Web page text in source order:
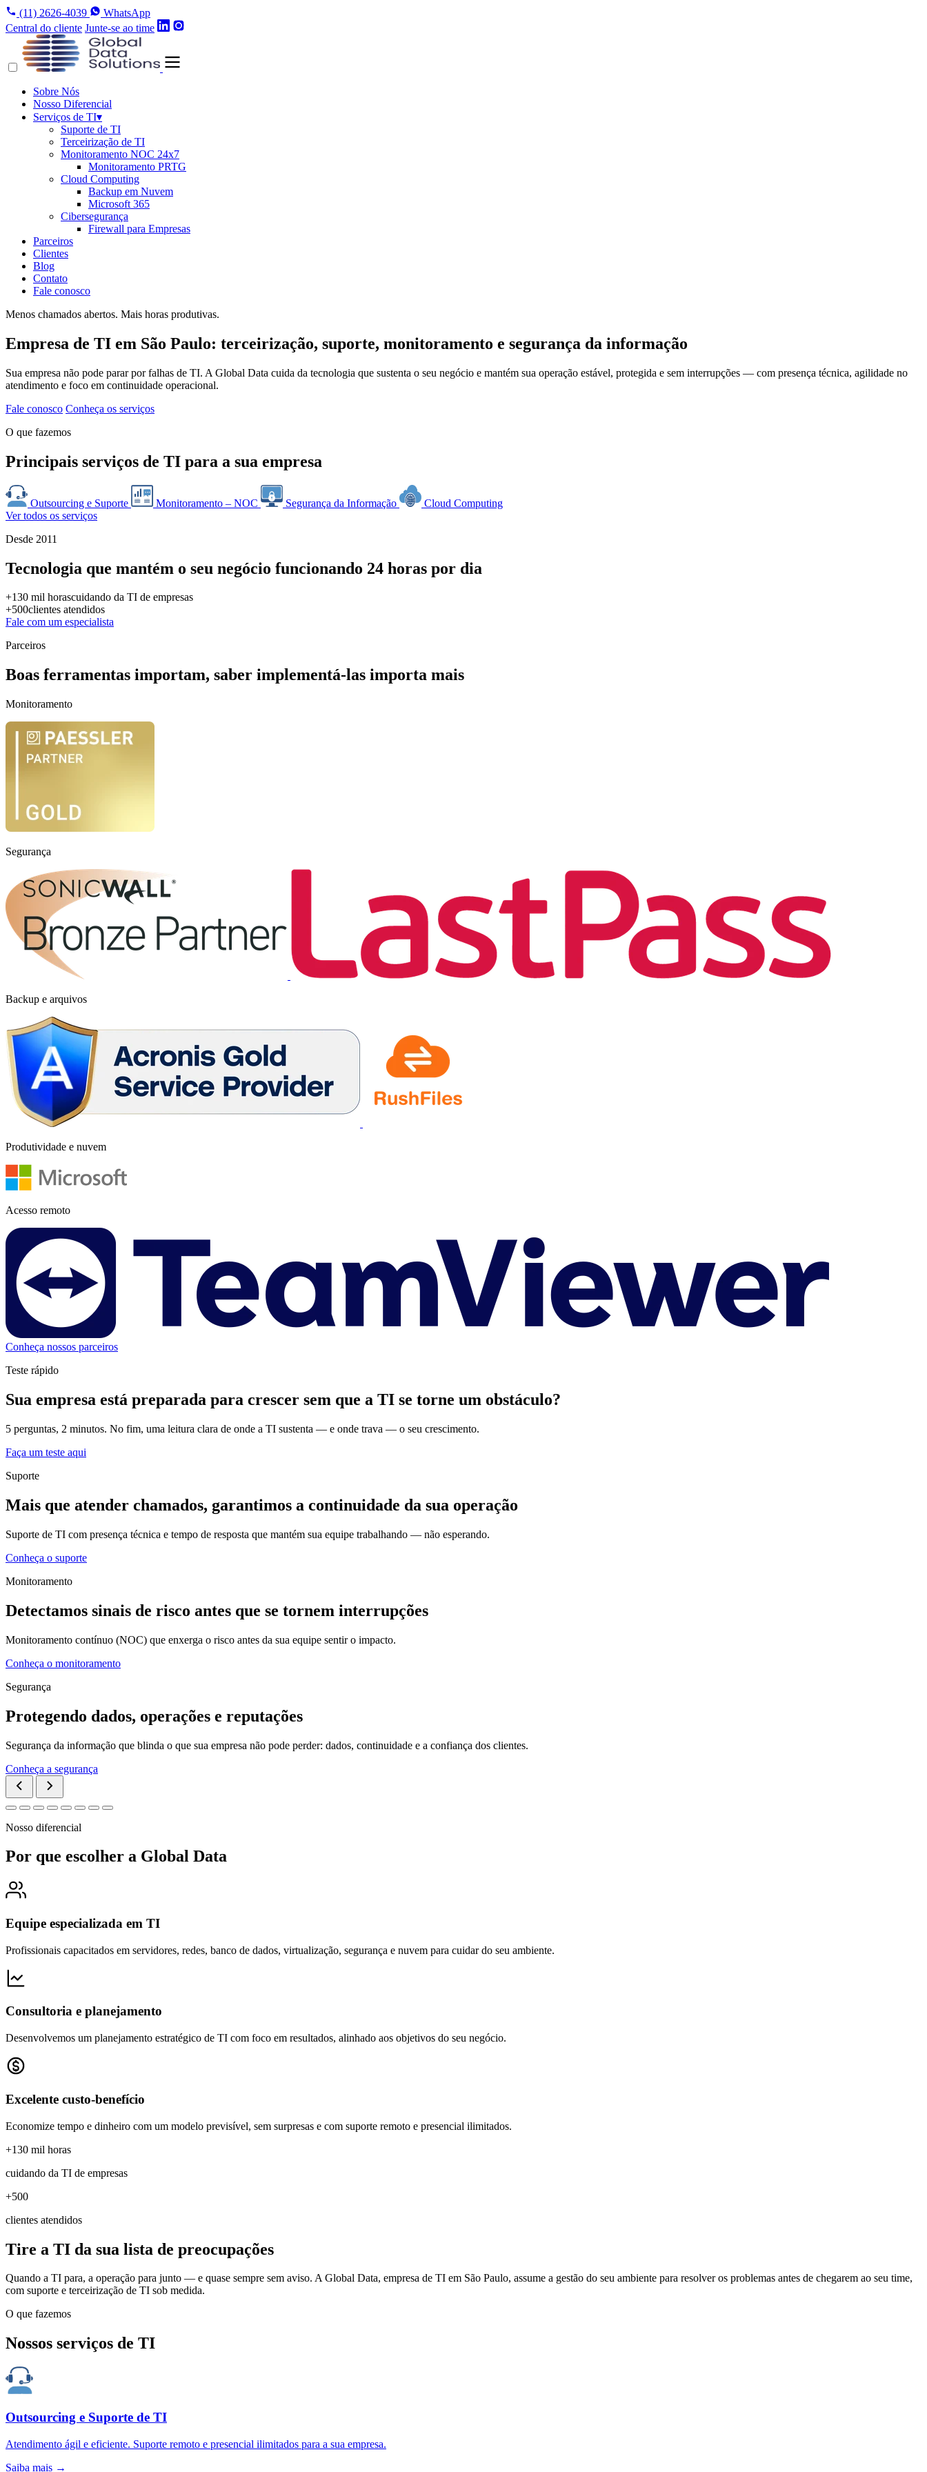
(11) 2626-4039
WhatsApp
Central do cliente Junte-se ao time
Sobre Nós
Nosso Diferencial
Serviços de TI▾
Suporte de TI
Terceirização de TI
Monitoramento NOC 24x7
Monitoramento PRTG
Cloud Computing
Backup em Nuvem
Microsoft 365
Cibersegurança
Firewall para Empresas
Parceiros
Clientes
Blog
Contato
Fale conosco
Menos chamados abertos. Mais horas produtivas.
Empresa de TI em São Paulo: terceirização, suporte, monitoramento e segurança da informação
Sua empresa não pode parar por falhas de TI. A Global Data cuida da tecnologia que sustenta o seu negócio e mantém sua operação estável, protegida e sem interrupções — com presença técnica, agilidade no
atendimento e foco em continuidade operacional.
Fale conosco Conheça os serviços
O que fazemos
Principais serviços de TI para a sua empresa
Outsourcing e Suporte Monitoramento – NOC Segurança da Informação
Cloud Computing
Ver todos os serviços
Desde 2011
Tecnologia que mantém o seu negócio funcionando 24 horas por dia
+130 mil horascuidando da TI de empresas
+500clientes atendidos
Fale com um especialista
Parceiros
Boas ferramentas importam, saber implementá-las importa mais
Monitoramento
Segurança
Backup e arquivos
Produtividade e nuvem
Acesso remoto
Conheça nossos parceiros
Teste rápido
Sua empresa está preparada para crescer sem que a TI se torne um obstáculo?
5 perguntas, 2 minutos. No fim, uma leitura clara de onde a TI sustenta — e onde trava — o seu crescimento.
Faça um teste aqui
Suporte
Mais que atender chamados, garantimos a continuidade da sua operação
Suporte de TI com presença técnica e tempo de resposta que mantém sua equipe trabalhando — não esperando.
Conheça o suporte
Monitoramento
Detectamos sinais de risco antes que se tornem interrupções
Monitoramento contínuo (NOC) que enxerga o risco antes da sua equipe sentir o impacto.
Conheça o monitoramento
Segurança
Protegendo dados, operações e reputações
Segurança da informação que blinda o que sua empresa não pode perder: dados, continuidade e a confiança dos clientes.
Conheça a segurança
Nosso diferencial
Por que escolher a Global Data
Equipe especializada em TI
Profissionais capacitados em servidores, redes, banco de dados, virtualização, segurança e nuvem para cuidar do seu ambiente.
Consultoria e planejamento
Desenvolvemos um planejamento estratégico de TI com foco em resultados, alinhado aos objetivos do seu negócio.
Excelente custo-benefício
Economize tempo e dinheiro com um modelo previsível, sem surpresas e com suporte remoto e presencial ilimitados.
+130 mil horas
cuidando da TI de empresas
+500
clientes atendidos
Tire a TI da sua lista de preocupações
Quando a TI para, a operação para junto — e quase sempre sem aviso. A Global Data, empresa de TI em São Paulo, assume a gestão do seu ambiente para resolver os problemas antes de chegarem ao seu time,
com suporte e terceirização de TI sob medida.
O que fazemos
Nossos serviços de TI
Outsourcing e Suporte de TI
Atendimento ágil e eficiente. Suporte remoto e presencial ilimitados para a sua empresa.
Saiba mais →